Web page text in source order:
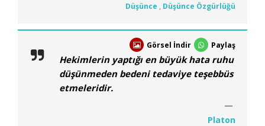
Düşünce , Düşünce Özgürlüğü
Görsel İndir Paylaş
Hekimlerin yaptığı en büyük hata ruhu
düşünmeden bedeni tedaviye teşebbüs
etmeleridir.
Platon